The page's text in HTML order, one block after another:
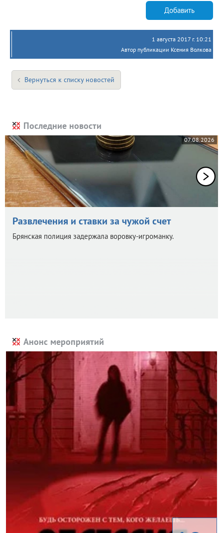
Добавить
1 августа 2017 г. 10:21
Автор публикации Ксения Волкова
Вернуться к списку новостей
Последние новости
07.08.2026
Развлечения и ставки за чужой счет
Брянская полиция задержала воровку-игроманку.
Анонс мероприятий